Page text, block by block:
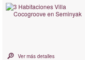
Ver más detalles